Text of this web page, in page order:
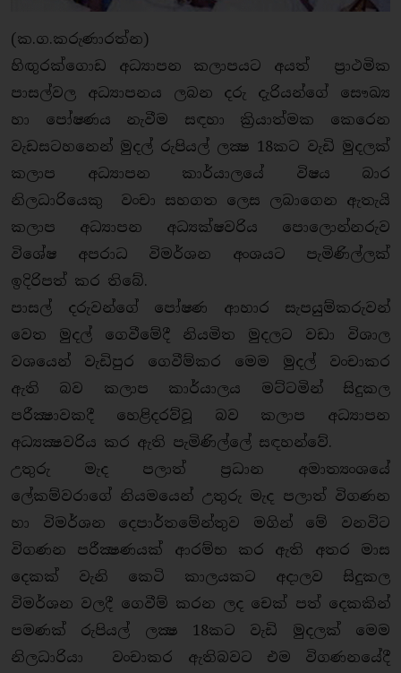
(ක.ග.කරුණාරත්න)
හිඟුරක්ගොඩ අධ්‍යාපන කලාපයට අයත් ප්‍රාථමික
පාසල්වල අධ්‍යාපනය ලබන දරු දැරියන්ගේ සෞඛ්‍ය
හා පෝෂණය නැවීම සඳහා ක්‍රියාත්මක කෙරෙන
වැඩසටහනෙන් මුදල් රුපියල් ලක්‍ෂ 18කට වැඩි මුදලක්
කලාප අධ්‍යාපන කාර්යාලයේ විෂය බාර
නිලධාරියෙකු වංචා සහගත ලෙස ලබාගෙන ඇතැයි
කලාප අධ්‍යාපන අධ්‍යක්ෂවරිය පොලොන්නරුව
විශේෂ අපරාධ විමර්ශන අංශයට පැමිණිල්ලක්
ඉදිරිපත් කර තිබේ.
පාසල් දරුවන්ගේ පෝෂණ ආහාර සැපයුම්කරුවන්
වෙත මුදල් ගෙවීමේදී නියමිත මුදලට වඩා විශාල
වශයෙන් වැඩිපුර ගෙවීම්කර මෙම මුදල් වංචාකර
ඇති බව කලාප කාර්යාලය මට්ටමින් සිදුකල
පරීක්‍ෂාවකදී හෙළිදරව්වූ බව කලාප අධ්‍යාපන
අධ්‍යක්‍ෂවරිය කර ඇති පැමිණිල්ලේ සඳහන්වේ.
උතුරු මැද පලාත් ප්‍රධාන අමාත්‍යංශයේ
ලේකම්වරාගේ නියමයෙන් උතුරු මැද පලාත් විගණන
හා විමර්ශන දෙපාර්තමේන්තුව මගින් මේ වනවිට
විගණන පරීක්‍ෂණයක් ආරම්භ කර ඇති අතර මාස
දෙකක් වැනි කෙටි කාලයකට අදාලව සිදුකල
විමර්ශන වලදී ගෙවීම් කරන ලද චෙක් පත් දෙකකින්
පමණක් රුපියල් ලක්‍ෂ 18කට වැඩි මුදලක් මෙම
නිලධාරියා වංචාකර ඇතිබවට එම විගණනයේදී